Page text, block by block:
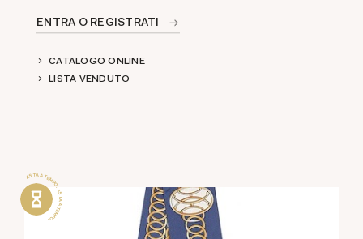
ENTRA O REGISTRATI
CATALOGO ONLINE
LISTA VENDUTO
ASTA A TEMPO . ASTA A TEMPO .